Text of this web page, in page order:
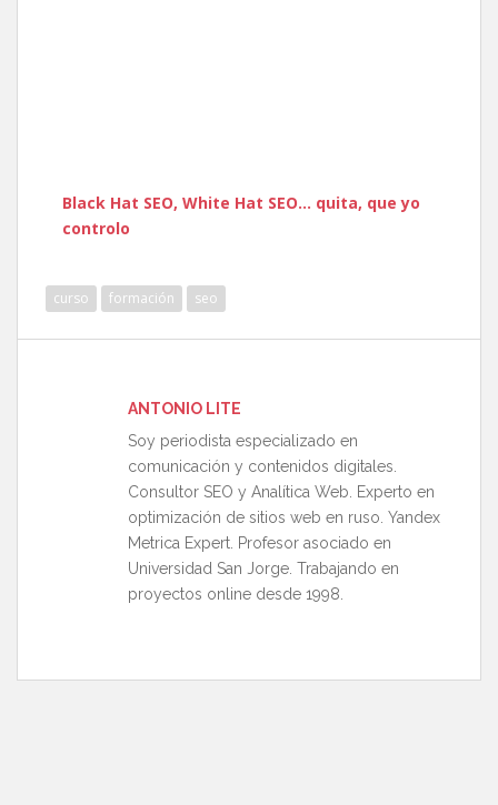
Black Hat SEO, White Hat SEO… quita, que yo
controlo
curso formación seo
ANTONIO LITE
Soy periodista especializado en
comunicación y contenidos digitales.
Consultor SEO y Analítica Web. Experto en
optimización de sitios web en ruso. Yandex
Metrica Expert. Profesor asociado en
Universidad San Jorge. Trabajando en
proyectos online desde 1998.